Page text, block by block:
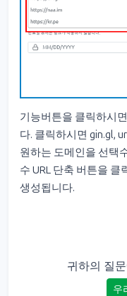
기능버튼을 클릭하시
다. 클릭하시면 gin.gl,
원하는 도메인을 선택
수 URL 단축 버튼을
생성됩니다.
귀하의 질
우